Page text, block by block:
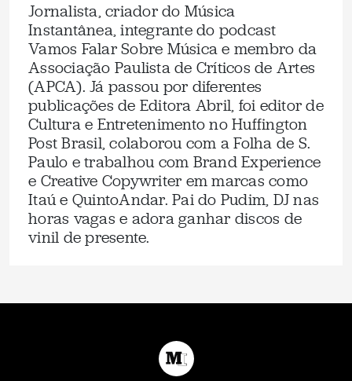
Jornalista, criador do Música
Instantânea, integrante do podcast
Vamos Falar Sobre Música e membro da
Associação Paulista de Críticos de Artes
(APCA). Já passou por diferentes
publicações de Editora Abril, foi editor de
Cultura e Entretenimento no Huffington
Post Brasil, colaborou com a Folha de S.
Paulo e trabalhou com Brand Experience
e Creative Copywriter em marcas como
Itaú e QuintoAndar. Pai do Pudim, DJ nas
horas vagas e adora ganhar discos de
vinil de presente.